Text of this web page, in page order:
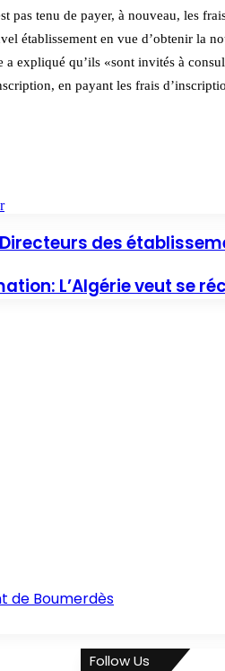
pas tenu de payer, à nouveau, les
établissement en vue d’obtenir la
expliqué qu’ils «sont invités à
en payant les frais
des
L’Algérie veut se
de Boumerdès
Follow Us